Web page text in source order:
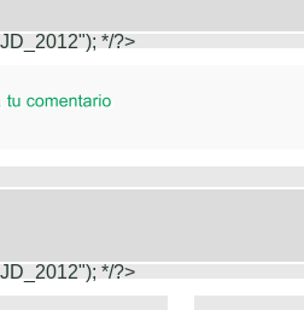
*/?>
*/?>